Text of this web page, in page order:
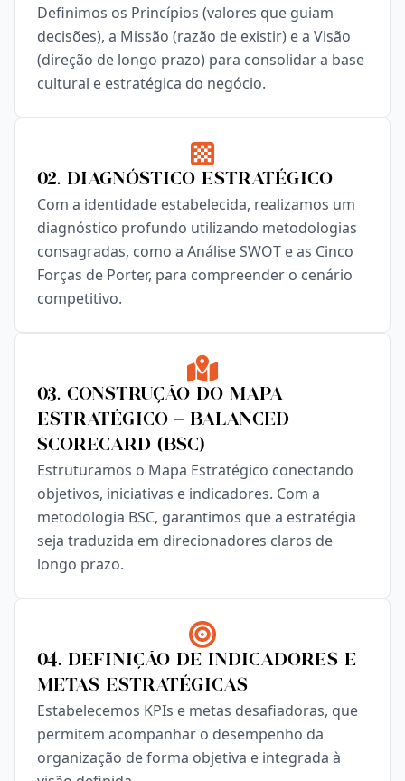
Definimos os Princípios (valores que guiam
decisões), a Missão (razão de existir) e a Visão
(direção de longo prazo) para consolidar a base
cultural e estratégica do negócio.
02. Diagnóstico Estratégico
Com a identidade estabelecida, realizamos um
diagnóstico profundo utilizando metodologias
consagradas, como a Análise SWOT e as Cinco
Forças de Porter, para compreender o cenário
competitivo.
03. Construção do Mapa
Estratégico – Balanced
Scorecard (BSC)
Estruturamos o Mapa Estratégico conectando
objetivos, iniciativas e indicadores. Com a
metodologia BSC, garantimos que a estratégia
seja traduzida em direcionadores claros de
longo prazo.
04. Definição de Indicadores e
Metas Estratégicas
Estabelecemos KPIs e metas desafiadoras, que
permitem acompanhar o desempenho da
organização de forma objetiva e integrada à